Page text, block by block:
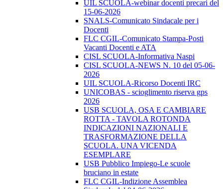
UIL SCUOLA-webinar docenti precari del
15-06-2026
SNALS-Comunicato Sindacale per i
Docenti
FLC CGIL-Comunicato Stampa-Posti
Vacanti Docenti e ATA
CISL SCUOLA-Informativa Naspi
CISL SCUOLA-NEWS N. 10 del 05-06-
2026
UIL SCUOLA-Ricorso Docenti IRC
UNICOBAS - scioglimento riserva gps
2026
USB SCUOLA, OSA E CAMBIARE
ROTTA - TAVOLA ROTONDA
INDICAZIONI NAZIONALI E
TRASFORMAZIONE DELLA
SCUOLA. UNA VICENDA
ESEMPLARE
USB Pubblico Impiego-Le scuole
bruciano in estate
FLC CGIL-Indizione Assemblea